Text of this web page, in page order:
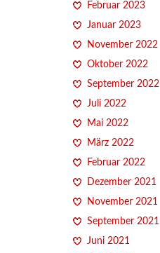
Februar 2023
Januar 2023
November 2022
Oktober 2022
September 2022
Juli 2022
Mai 2022
März 2022
Februar 2022
Dezember 2021
November 2021
September 2021
Juni 2021